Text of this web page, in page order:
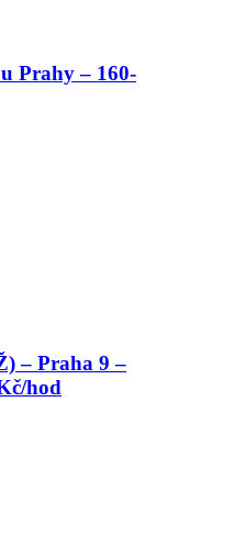
Prahy – 160-
– Praha 9 –
hod